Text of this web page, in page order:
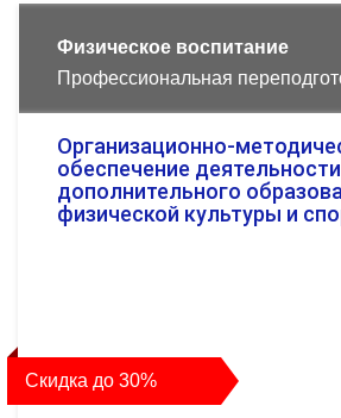
Физическое воспитание
Профессиональная
Организационно-
обеспечение
дополнительного
физической культуры и
Скидка до 30%